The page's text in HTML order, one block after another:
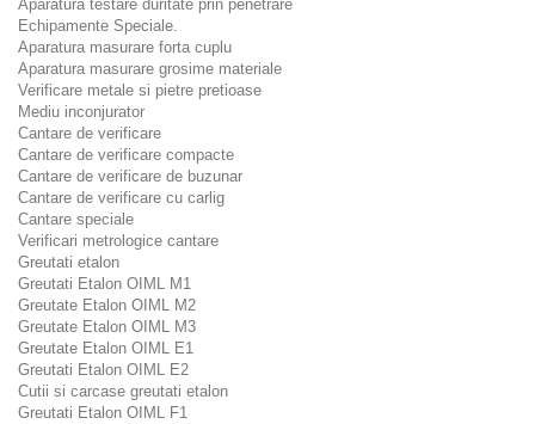
Aparatura testare duritate prin penetrare
Echipamente Speciale.
Aparatura masurare forta cuplu
Aparatura masurare grosime materiale
Verificare metale si pietre pretioase
Mediu inconjurator
Cantare de verificare
Cantare de verificare compacte
Cantare de verificare de buzunar
Cantare de verificare cu carlig
Cantare speciale
Verificari metrologice cantare
Greutati etalon
Greutati Etalon OIML M1
Greutate Etalon OIML M2
Greutate Etalon OIML M3
Greutate Etalon OIML E1
Greutati Etalon OIML E2
Cutii si carcase greutati etalon
Greutati Etalon OIML F1